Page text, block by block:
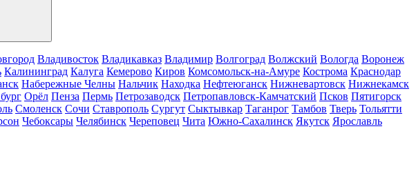
Владивосток Владикавказ Владимир Волгоград Волжский Вологда Воронеж
Калининград Калуга Кемерово Киров Комсомольск-на-Амуре Кострома Краснодар
Набережные Челны Нальчик Находка Нефтеюганск Нижневартовск Нижнекамск
Орёл Пенза Пермь Петрозаводск Петропавловск-Камчатский Псков Пятигорск
Смоленск Сочи Ставрополь Сургут Сыктывкар Таганрог Тамбов Тверь Тольятти
Чебоксары Челябинск Череповец Чита Южно-Сахалинск Якутск Ярославль